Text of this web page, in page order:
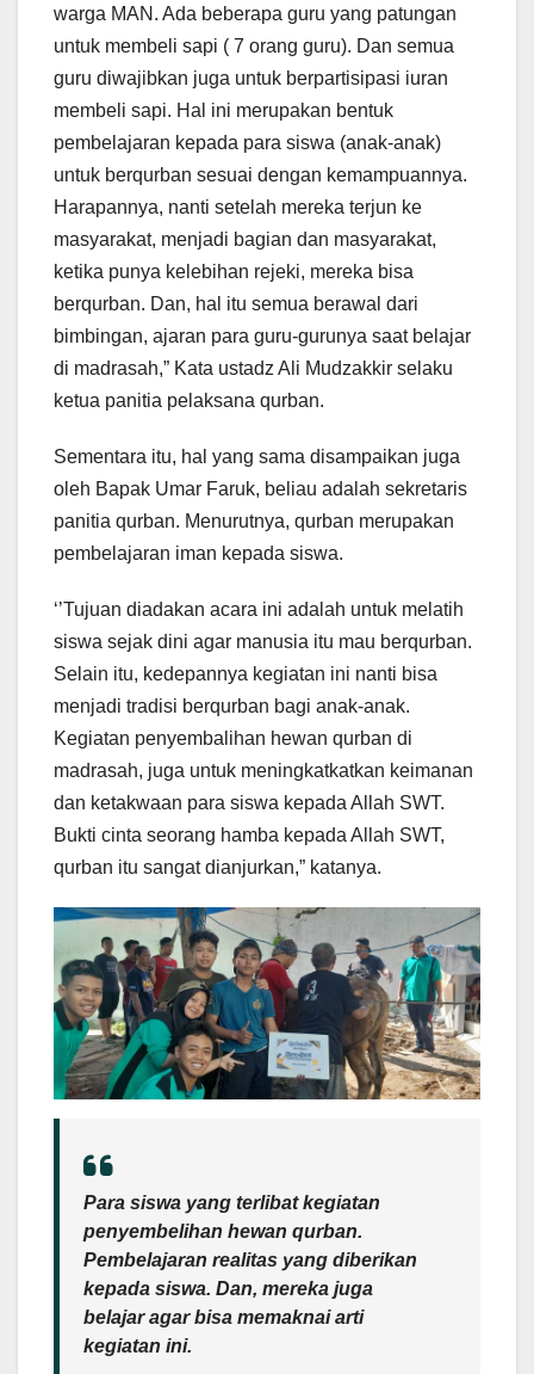
warga MAN. Ada beberapa guru yang patungan
untuk membeli sapi ( 7 orang guru). Dan semua
guru diwajibkan juga untuk berpartisipasi iuran
membeli sapi. Hal ini merupakan bentuk
pembelajaran kepada para siswa (anak-anak)
untuk berqurban sesuai dengan kemampuannya.
Harapannya, nanti setelah mereka terjun ke
masyarakat, menjadi bagian dan masyarakat,
ketika punya kelebihan rejeki, mereka bisa
berqurban. Dan, hal itu semua berawal dari
bimbingan, ajaran para guru-gurunya saat belajar
di madrasah,” Kata ustadz Ali Mudzakkir selaku
ketua panitia pelaksana qurban.
Sementara itu, hal yang sama disampaikan juga
oleh Bapak Umar Faruk, beliau adalah sekretaris
panitia qurban. Menurutnya, qurban merupakan
pembelajaran iman kepada siswa.
‘’Tujuan diadakan acara ini adalah untuk melatih
siswa sejak dini agar manusia itu mau berqurban.
Selain itu, kedepannya kegiatan ini nanti bisa
menjadi tradisi berqurban bagi anak-anak.
Kegiatan penyembalihan hewan qurban di
madrasah, juga untuk meningkatkatkan keimanan
dan ketakwaan para siswa kepada Allah SWT.
Bukti cinta seorang hamba kepada Allah SWT,
qurban itu sangat dianjurkan,” katanya.
Para siswa yang terlibat kegiatan
penyembelihan hewan qurban.
Pembelajaran realitas yang diberikan
kepada siswa. Dan, mereka juga
belajar agar bisa memaknai arti
kegiatan ini.